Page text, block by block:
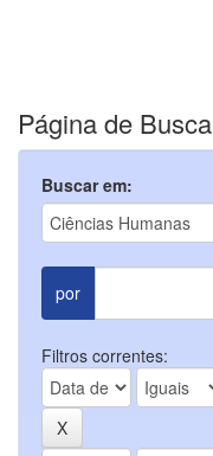
Página de Busca
Buscar em:
por
Filtros correntes: